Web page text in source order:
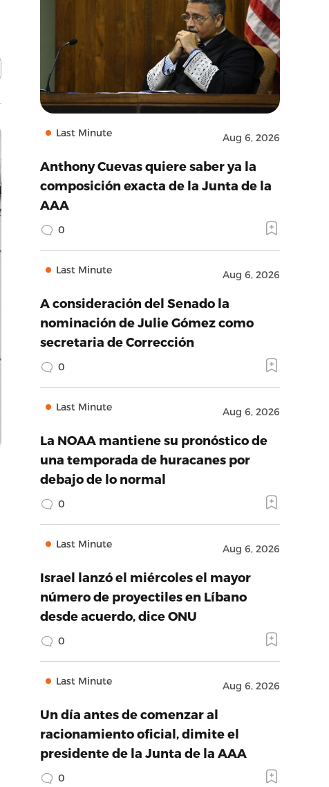
Last Minute Aug 6, 2026
Anthony Cuevas quiere saber ya la
composición exacta de la Junta de la
AAA
0
Last Minute Aug 6, 2026
A consideración del Senado la
nominación de Julie Gómez como
secretaria de Corrección
0
Last Minute Aug 6, 2026
La NOAA mantiene su pronóstico de
una temporada de huracanes por
debajo de lo normal
0
Last Minute Aug 6, 2026
Israel lanzó el miércoles el mayor
número de proyectiles en Líbano
desde acuerdo, dice ONU
0
Last Minute Aug 6, 2026
Un día antes de comenzar al
racionamiento oficial, dimite el
presidente de la Junta de la AAA
0